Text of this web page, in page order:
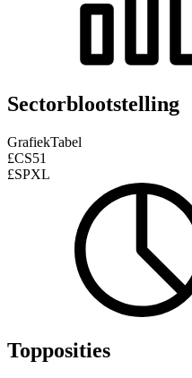
Sectorblootstelling
GrafiekTabel
£CS51
£SPXL
Topposities